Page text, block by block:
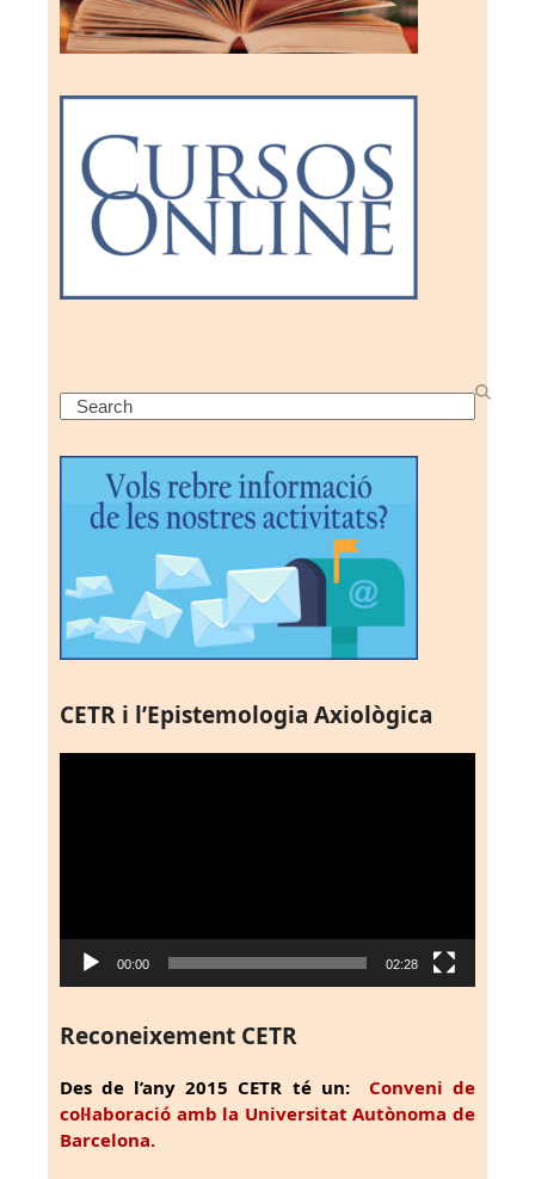
Search
CETR i l’Epistemologia Axiològica
00:00 02:28
Reconeixement CETR
Des de l’any 2015 CETR té un: Conveni de
col·laboració amb la Universitat Autònoma de
Barcelona.